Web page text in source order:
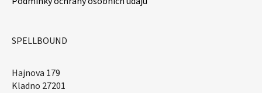
SPELLBOUND
Hajnova 179
Kladno 27201